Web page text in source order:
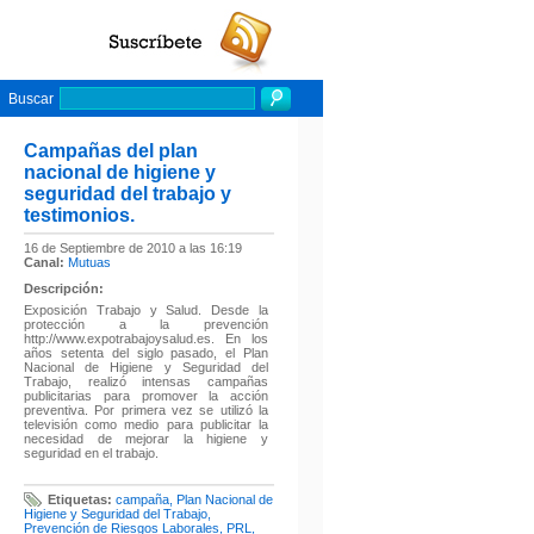
Buscar
Campañas del plan
nacional de higiene y
seguridad del trabajo y
testimonios.
16 de Septiembre de 2010 a las 16:19
Canal: Mutuas
Descripción:
Exposición Trabajo y Salud. Desde la
protección a la prevención
http://www.expotrabajoysalud.es. En los
años setenta del siglo pasado, el Plan
Nacional de Higiene y Seguridad del
Trabajo, realizó intensas campañas
publicitarias para promover la acción
preventiva. Por primera vez se utilizó la
televisión como medio para publicitar la
necesidad de mejorar la higiene y
seguridad en el trabajo.
Etiquetas: campaña Plan Nacional de
Higiene y Seguridad del Trabajo
Prevención de Riesgos Laborales PRL